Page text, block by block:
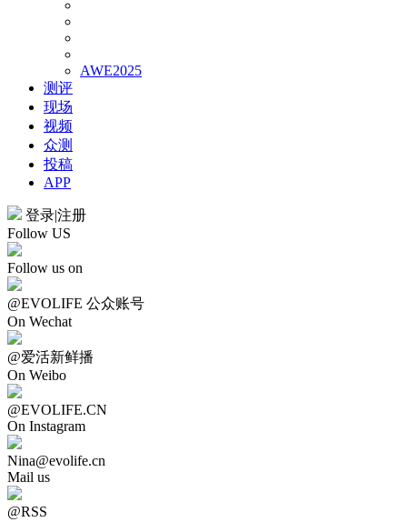
AWE2025
测评
现场
视频
众测
投稿
APP
登录|注册
Follow US
Follow us on
@EVOLIFE 公众账号
On Wechat
@爱活新鲜播
On Weibo
@EVOLIFE.CN
On Instagram
Nina@evolife.cn
Mail us
@RSS